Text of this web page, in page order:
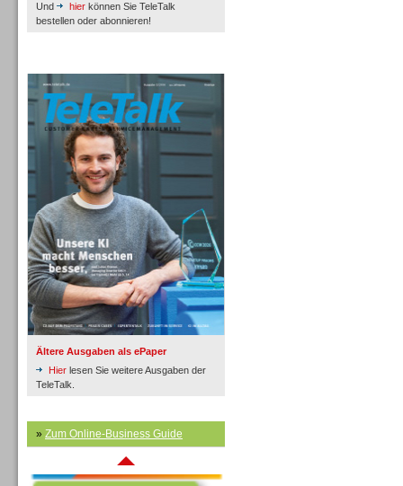
Und
hier können Sie TeleTalk
bestellen oder abonnieren!
Ältere Ausgaben als ePaper
Hier lesen Sie weitere Ausgaben der
TeleTalk.
» Zum Online-Business Guide
Inbound
Inbound
Inbound